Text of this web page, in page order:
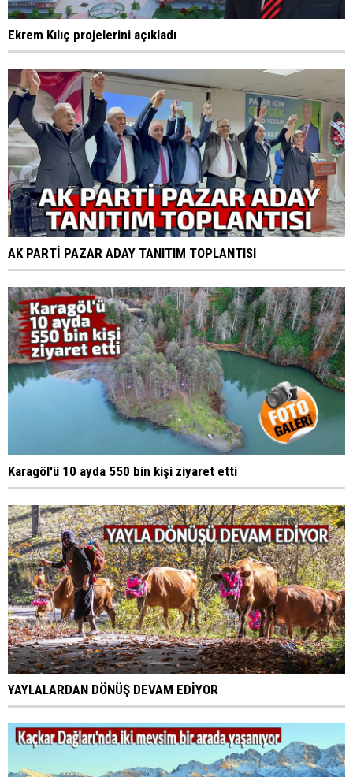
Ekrem Kılıç projelerini açıkladı
AK PARTİ PAZAR ADAY TANITIM TOPLANTISI
Karagöl'ü 10 ayda 550 bin kişi ziyaret etti
YAYLALARDAN DÖNÜŞ DEVAM EDİYOR